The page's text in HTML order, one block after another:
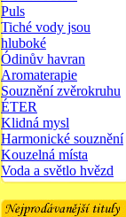
Puls
Tiché vody jsou
hluboké
Ódinův havran
Aromaterapie
Souznění zvěrokruhu
ÉTER
Klidná mysl
Harmonické souznění
Kouzelná místa
Voda a světlo hvězd